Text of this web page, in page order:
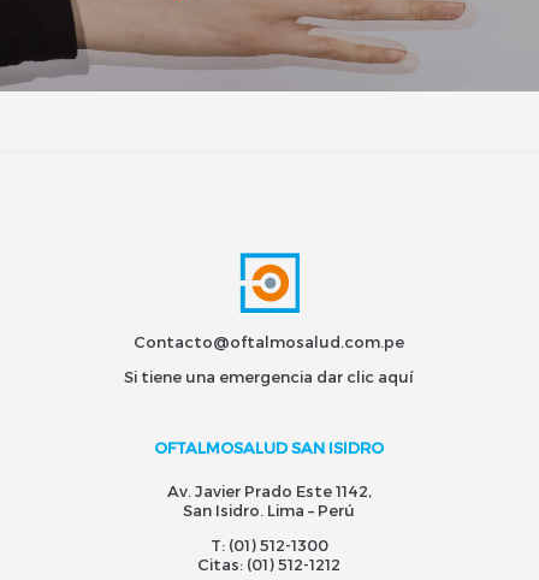
Contacto@oftalmosalud.com.pe
Si tiene una emergencia dar clic aquí
OFTALMOSALUD SAN ISIDRO
Av. Javier Prado Este 1142,
San Isidro. Lima – Perú
T: (01) 512-1300
Citas: (01) 512-1212